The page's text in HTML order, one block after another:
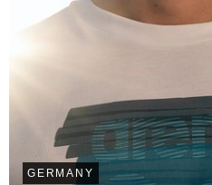
GERMANY